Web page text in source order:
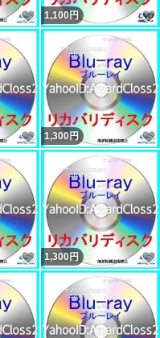
いいね！
1,100円
いいね！
1,300円
いいね！
1,300円